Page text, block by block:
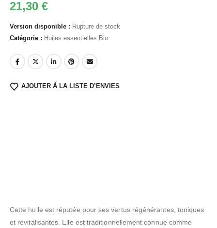
21,30 €
Version disponible : Rupture de stock
Catégorie : Huiles essentielles Bio
AJOUTER À LA LISTE D’ENVIES
Cette huile est réputée pour ses vertus régénérantes, toniques
et revitalisantes. Elle est traditionnellement connue comme